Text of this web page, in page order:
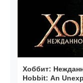
Хоббит:
Hobbit: An